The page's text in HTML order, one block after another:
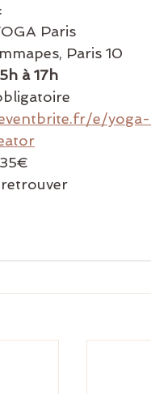
Paris
Paris 10
à 17h
e/yoga-
retrouver